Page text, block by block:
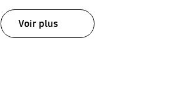
Voir plus